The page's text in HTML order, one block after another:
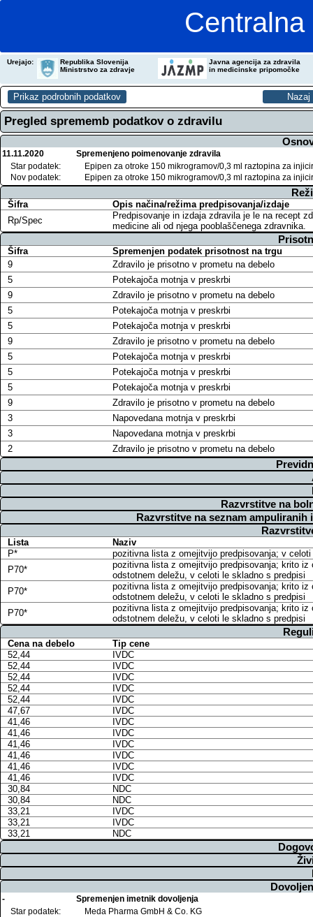
Urejajo:
Republika Slovenija
Ministrstvo za zdravje
Javna agencija za zdravila
in medicinske pripomočke
Pregled sprememb podatkov o zdravilu
11.11.2020
Spremenjeno poimenovanje zdravila
Star podatek:
Epipen za otroke 150 mikrogramov/0,3 ml raztopina za
Nov podatek:
Epipen za otroke 150 mikrogramov/0,3 ml raztopina za
Šifra
Opis načina/režima predpisovanja/izdaje
Rp/Spec
Predpisovanje in izdaja zdravila je le na recept
medicine ali od njega pooblaščenega zdravnika.
Šifra
Spremenjen podatek prisotnost na trgu
9
Zdravilo je prisotno v prometu na debelo
5
Potekajoča motnja v preskrbi
9
Zdravilo je prisotno v prometu na debelo
5
Potekajoča motnja v preskrbi
5
Potekajoča motnja v preskrbi
9
Zdravilo je prisotno v prometu na debelo
5
Potekajoča motnja v preskrbi
5
Potekajoča motnja v preskrbi
5
Potekajoča motnja v preskrbi
9
Zdravilo je prisotno v prometu na debelo
3
Napovedana motnja v preskrbi
3
Napovedana motnja v preskrbi
2
Zdravilo je prisotno v prometu na debelo
Razvrstitve na
Razvrstitve na seznam
Lista
Naziv
P*
pozitivna lista z omejitvijo predpisovanja; v
P70*
pozitivna lista z omejitvijo predpisovanja; krito
odstotnem deležu, v celoti le skladno s predpisi
P70*
pozitivna lista z omejitvijo predpisovanja; krito
odstotnem deležu, v celoti le skladno s predpisi
P70*
pozitivna lista z omejitvijo predpisovanja; krito
odstotnem deležu, v celoti le skladno s predpisi
Cena na debelo
Tip cene
52,44
IVDC
52,44
IVDC
52,44
IVDC
52,44
IVDC
52,44
IVDC
47,67
IVDC
41,46
IVDC
41,46
IVDC
41,46
IVDC
41,46
IVDC
41,46
IVDC
41,46
IVDC
30,84
NDC
30,84
NDC
33,21
IVDC
33,21
IVDC
33,21
NDC
-
Spremenjen imetnik dovoljenja
Star podatek:
Meda Pharma GmbH & Co. KG